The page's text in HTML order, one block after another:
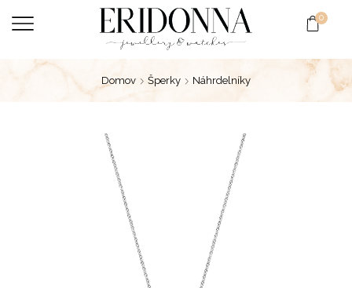
0
Domov Šperky Náhrdelníky